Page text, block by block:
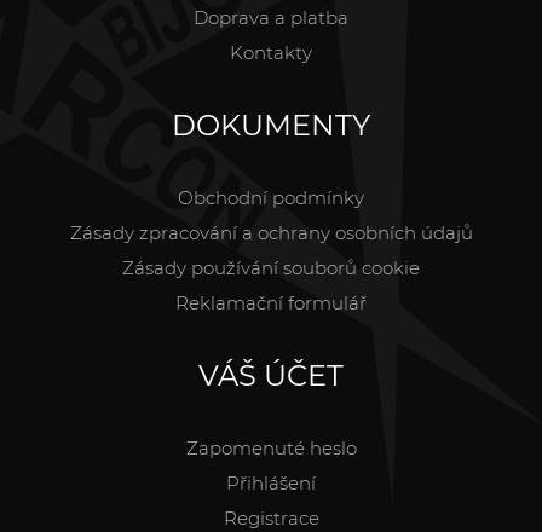
Doprava a platba
Kontakty
DOKUMENTY
Obchodní podmínky
Zásady zpracování a ochrany osobních údajů
Zásady používání souborů cookie
Reklamační formulář
VÁŠ ÚČET
Zapomenuté heslo
Přihlášení
Registrace